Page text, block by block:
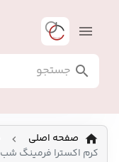
صفحه اصلی
کرم اکسترا فرمینگ شب